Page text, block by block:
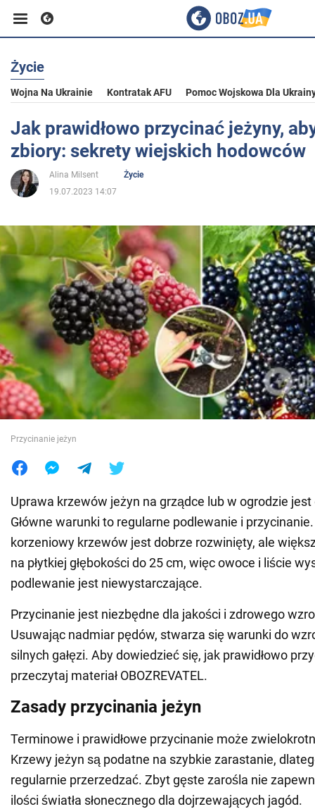
Biznes
Sport
Rozrywka
Polityka
Społeczeństwo
Wojna na Ukrainie
Świat
Jedzenie
Życie
Wojna Na Ukrainie Kontratak AFU Pomoc Wojskowa Dla
Jak prawidłowo przycinać jeżyny,
zbiory: sekrety wiejskich hodowców
Alina Milsent
Życie
19.07.2023 14:07
Przycinanie jeżyn
Uprawa krzewów jeżyn na grządce lub w ogrodzie jest
Główne warunki to regularne podlewanie i
korzeniowy krzewów jest dobrze rozwinięty, ale
na płytkiej głębokości do 25 cm, więc owoce i liście
podlewanie jest niewystarczające.
Przycinanie jest niezbędne dla jakości i zdrowego
Usuwając nadmiar pędów, stwarza się warunki do
silnych gałęzi. Aby dowiedzieć się, jak prawidłowo
przeczytaj materiał OBOZREVATEL.
Zasady przycinania jeżyn
Terminowe i prawidłowe przycinanie może
Krzewy jeżyn są podatne na szybkie zarastanie,
regularnie przerzedzać. Zbyt gęste zarośla nie
ilości światła słonecznego dla dojrzewających jagód.